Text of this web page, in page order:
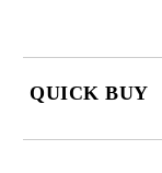
QUICK BUY